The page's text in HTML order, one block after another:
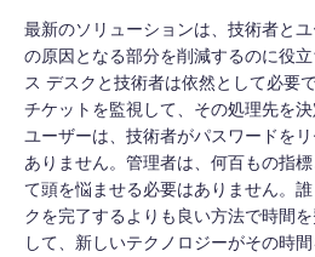
最新のソリューションは、技術者と
の原因となる部分を削減するのに役
ス デスクと技術者は依然として必要
チケットを監視して、その処理先を決
ユーザーは、技術者がパスワードを
ありません。管理者は、何百もの指
て頭を悩ませる必要はありません。
クを完了するよりも良い方法で時間
して、新しいテクノロジーがその時